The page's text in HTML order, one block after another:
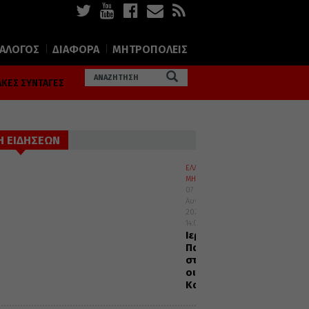
ΔΙΑΦΟΡΑ ΜΗΤΡΟΠΟΛΕΙΣ
ΣΥΝΤΑΓΕΣ
ΕΙΔΗΣΕΩΝ
ΕΛΛΑΔΑ
ΜΗΤΡΟΠΟΛΕΙΣ
07
Αυγούστου
2026
14:00
Ιερά
Παράκληση
στον
οικισμό
Κατσαρού